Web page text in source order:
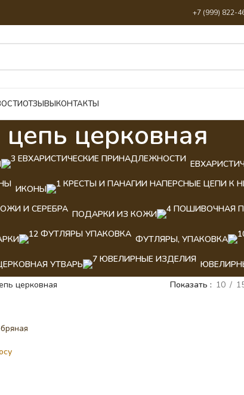
+7 (999) 822-
ОТЗЫВЫКОНТАКТЫ
цепь церковная
ИКОНЫ
ПОДАРКИ ИЗ КОЖИ
ФУТЛЯРЫ, УПАКОВКА
УТВАРЬ
церковная Показать 10